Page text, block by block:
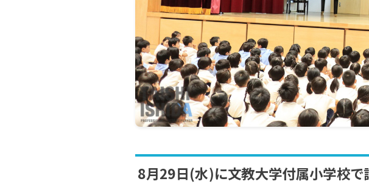
8月29日(水)に文教大学付属小学校で